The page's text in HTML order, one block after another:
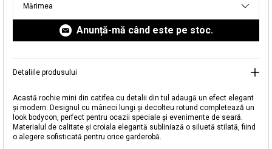
Mărimea
Anunță-mă când este pe stoc.
Detaliile produsului
Acastă rochie mini din catifea cu detalii din tul adaugă un efect elegant
și modern. Designul cu mâneci lungi și decolteu rotund completează un
look bodycon, perfect pentru ocazii speciale și evenimente de seară.
Materialul de calitate și croiala elegantă subliniază o siluetă stilată, fiind
o alegere sofisticată pentru orice garderobă.